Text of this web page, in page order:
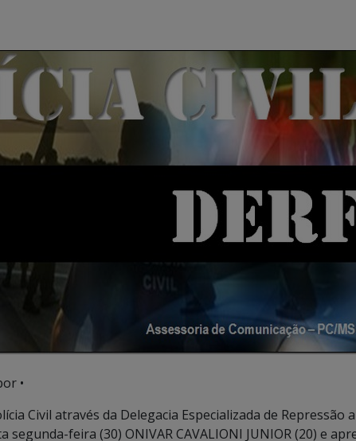
•
Civil através da Delegacia Especializada de Repressão
segunda-feira (30) ONIVAR CAVALIONI JUNIOR (20) e